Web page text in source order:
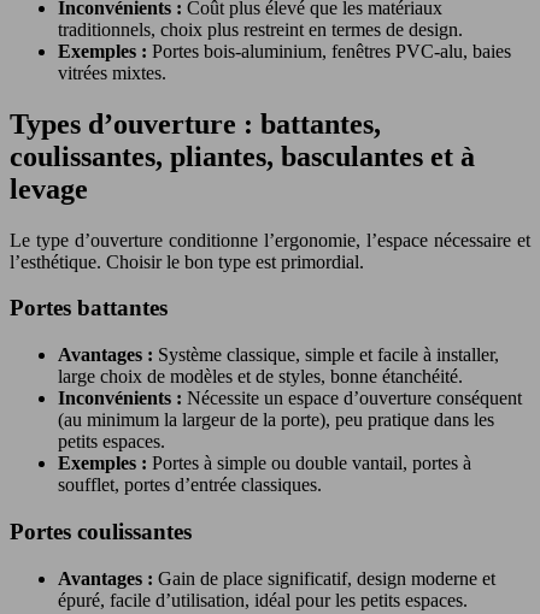
Inconvénients : Coût plus élevé que les matériaux
traditionnels, choix plus restreint en termes de design.
Exemples : Portes bois-aluminium, fenêtres PVC-alu, baies
vitrées mixtes.
Types d’ouverture : battantes,
coulissantes, pliantes, basculantes et à
levage
Le type d’ouverture conditionne l’ergonomie, l’espace nécessaire et
l’esthétique. Choisir le bon type est primordial.
Portes battantes
Avantages : Système classique, simple et facile à installer,
large choix de modèles et de styles, bonne étanchéité.
Inconvénients : Nécessite un espace d’ouverture conséquent
(au minimum la largeur de la porte), peu pratique dans les
petits espaces.
Exemples : Portes à simple ou double vantail, portes à
soufflet, portes d’entrée classiques.
Portes coulissantes
Avantages : Gain de place significatif, design moderne et
épuré, facile d’utilisation, idéal pour les petits espaces.